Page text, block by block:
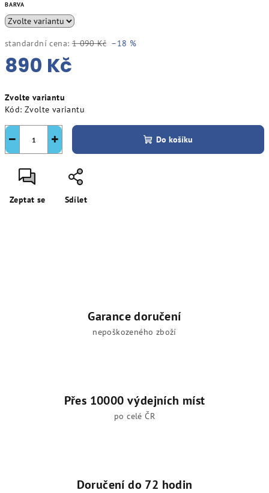
BARVA
standardní cena: 1 090 Kč –18 %
890 Kč
cena:
Zvolte variantu
Kód: Zvolte variantu
+
− Do košíku
Zeptat se Sdílet
Garance doručení
nepoškozeného zboží
Přes 10000 výdejních míst
po celé ČR
Doručení do 72 hodin